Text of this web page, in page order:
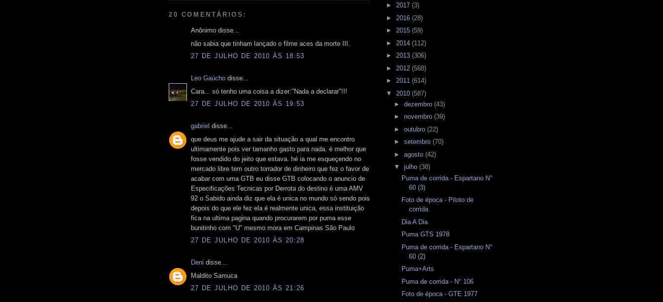
20 COMENTÁRIOS:
Anônimo disse...
não sabia que tinham lançado o filme aces da morte III.
27 DE JULHO DE 2010 ÀS 18:53
Leo Gaúcho disse...
Cara... só tenho uma coisa a dizer:"Nada a declarar"!!!
27 DE JULHO DE 2010 ÀS 19:53
gabriel disse...
que deus me ajude a sair da situação a qual me encontro
ultimamente pois ver tamanho gasto para nada. é melhor que
fosse vendido do jeito que estava. hé ia me esqueçendo no
mercado libre tem outro torrador de dinheiro que fez o favor de
acabar com uma GTB eu disse GTB colocando o anuncio de
Especificações Tecnicas por Derrota do destino é uma AMV
92 o Sabido ainda diz que ela é unica no mundo só sendo pois
depois do que ele fez ela é realmente unica, essa instituição
fica na ultima pagina quando procurarem por puma esse
bunitinho com "U" mesmo mora em Campinas São Paulo
27 DE JULHO DE 2010 ÀS 20:28
Deni disse...
Maldito Samuca
27 DE JULHO DE 2010 ÀS 21:26
► 2017 (3)
► 2016 (28)
► 2015 (59)
► 2014 (112)
► 2013 (306)
► 2012 (568)
► 2011 (614)
▼ 2010 (587)
► dezembro (43)
► novembro (39)
► outubro (22)
► setembro (70)
► agosto (42)
▼ julho (38)
Puma de corrida - Espartano N°
60 (3)
Foto de época - Piloto de
corrida
Dia A Dia
Puma GTS 1978
Puma de corrida - Espartano N°
60 (2)
Puma+Arts
Puma de corrida - N° 106
Foto de época - GTE 1977